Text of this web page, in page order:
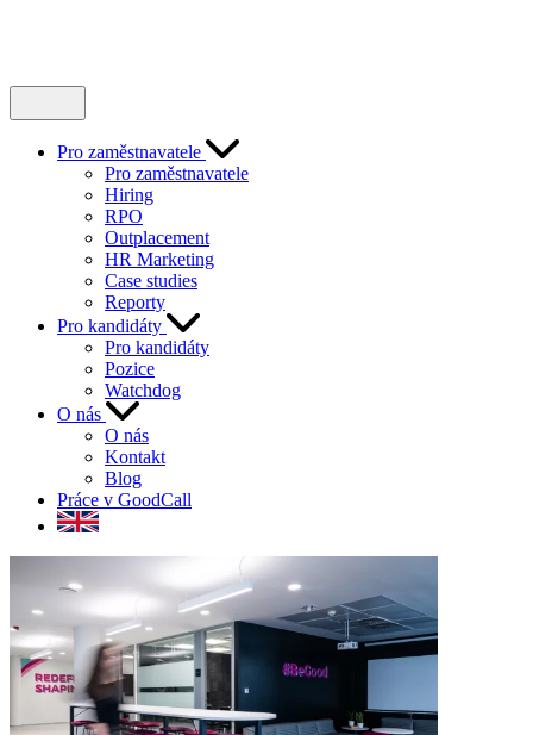
Pro zaměstnavatele
Pro zaměstnavatele
Hiring
RPO
Outplacement
HR Marketing
Case studies
Reporty
Pro kandidáty
Pro kandidáty
Pozice
Watchdog
O nás
O nás
Kontakt
Blog
Práce v GoodCall